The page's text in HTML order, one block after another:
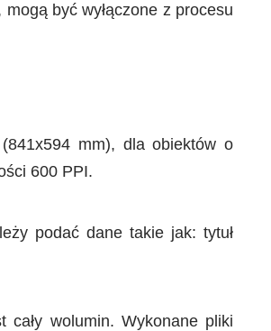
być wyłączone z procesu
mm), dla obiektów o
600 PPI.
podać dane takie jak: tytuł
cały wolumin. Wykonane pliki